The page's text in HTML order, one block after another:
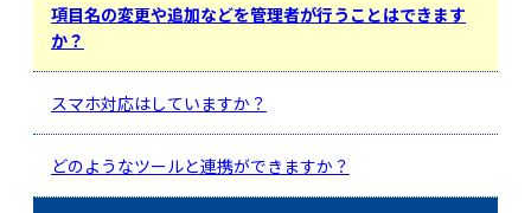
項目名の変更や追加などを管理者が行うことはできます
か？
スマホ対応はしていますか？
どのようなツールと連携ができますか？